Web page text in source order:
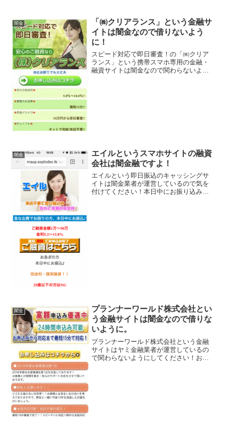
い違法業者なので、絶対に申し込まない
ようにしてください。今現...
闇金
「㈱クリアランス」という金融サ
イトは闇金なので借りないよう
に！
スピード対応で即日審査！の「㈱クリア
ランス」という携帯スマホ専用の金融・
融資サイトは闇金なので関わらないよう
闇金
エイルというスマホサイトの融資
会社は闇金融ですよ！
エイルという即日振込のキャッシングサ
イトは闇金業者が運営しているので気を
付けてください！本日中にお振り込み
闇金
プランナーワールド株式会社とい
う金融サイトは闇金なので借りな
いように。
プランナーワールド株式会社という金融
サイトはヤミ金融業者が運営しているの
で関わらないようにしてください！お申